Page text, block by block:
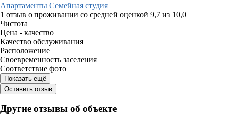
Апартаменты Семейная студия
1 отзыв о проживании со средней оценкой 9,7 из 10,0
Чистота
Цена - качество
Качество обслуживания
Расположение
Своевременность заселения
Соответствие фото
Показать ещё
Оставить отзыв
Другие отзывы об объекте